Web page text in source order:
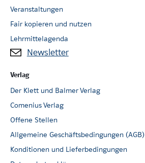
Veranstaltungen
Fair kopieren und nutzen
Lehrmittelagenda
Newsletter
Verlag
Der Klett und Balmer Verlag
Comenius Verlag
Offene Stellen
Allgemeine Geschäftsbedingungen (AGB)
Konditionen und Lieferbedingungen